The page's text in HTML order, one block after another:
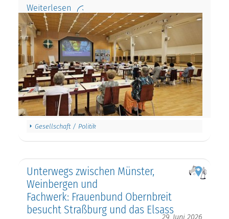
Weiterlesen
Gesellschaft / Politik
Unterwegs zwischen Münster,
Weinbergen und
Fachwerk: Frauenbund Obernbreit
besucht Straßburg und das Elsass